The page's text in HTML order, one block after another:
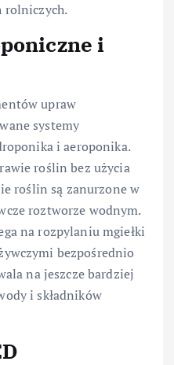
rolniczych.
i
upraw
systemy
i aeroponika.
roślin bez użycia
roślin są zanurzone w
roztworze wodnym.
na rozpylaniu mgiełki
bezpośrednio
na jeszcze bardziej
i składników